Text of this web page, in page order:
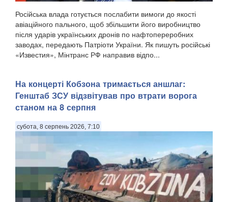
Російська влада готується послабити вимоги до якості
авіаційного пального, щоб збільшити його виробництво
після ударів українських дронів по нафтопереробних
заводах, передають Патріоти України. Як пишуть російські
«Известия», Мінтранс РФ направив відпо...
На концерті Кобзона тримається аншлаг:
Генштаб ЗСУ відзвітував про втрати ворога
станом на 8 серпня
субота, 8 серпень 2026, 7:10